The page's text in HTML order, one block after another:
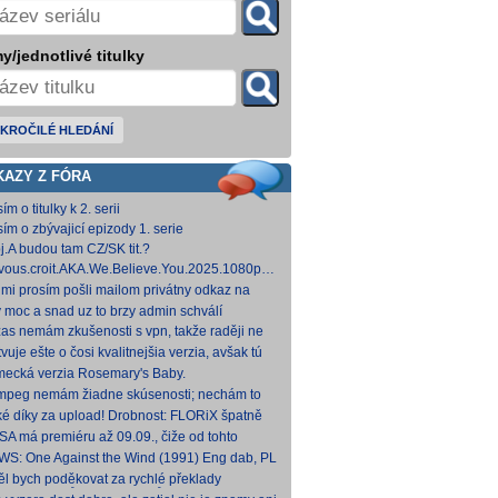
jednotlivé titulky
HLEDÁNÍ
Z FÓRA
o titulky k 2. serii
o zbývajicí epizody 1. serie
budou tam CZ/SK tit.?
Kitsune [5,24 GB]
mi prosím pošli mailom privátny odkaz na
kde to nahráš.
moc a snad uz to brzy admin schválí
nemám zkušenosti s vpn, takže raději ne
v té verzi od FLORiX je slyšet FC-
ešte o čosi kvalitnejšia verzia, avšak tú
nepodarilo zohnať.
verzia Rosemary's Baby.
[1,74 GB] V príloh
nemám žiadne skúsenosti; nechám to
Môžeš opraviť a nahodiť na WS, ak
díky za upload! Drobnost: FLORiX špatně
audio kanály (nejspíš vzniklo
z DTS
má premiéru až 09.09., čiže od tohto
bude VoD za taký mesiac, možno dva.
One Against the Wind (1991) Eng dab, PL
Polské titulky, ale kvalita obrazu je slabší.
bych poděkovat za rychlé překlady
titulů, patří Vám můj dík. O to více mne